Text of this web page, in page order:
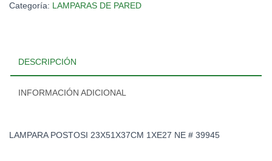
Categoría: LAMPARAS DE PARED
DESCRIPCIÓN
INFORMACIÓN ADICIONAL
LAMPARA POSTOSI 23X51X37CM 1XE27 NE # 39945